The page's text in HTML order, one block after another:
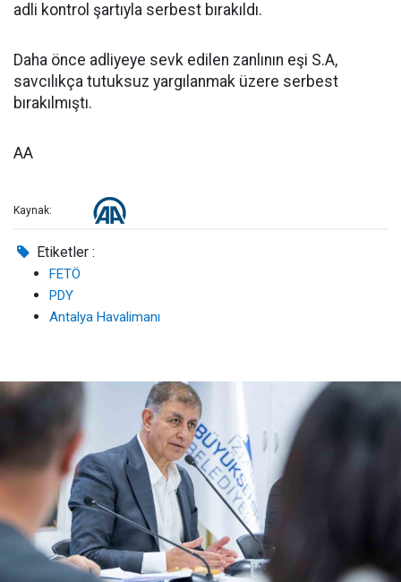
adli kontrol şartıyla serbest bırakıldı.
Daha önce adliyeye sevk edilen zanlının eşi S.A,
savcılıkça tutuksuz yargılanmak üzere serbest
bırakılmıştı.
AA
Kaynak:
Etiketler :
FETÖ
PDY
Antalya Havalimanı